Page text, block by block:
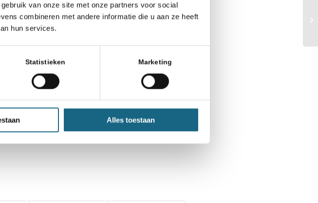
van onze site met onze partners voor social
combineren met andere informatie die u aan ze heeft
hun services.
Statistieken Marketing
Alles toestaan
the-chess-pubquiz-puzzle-